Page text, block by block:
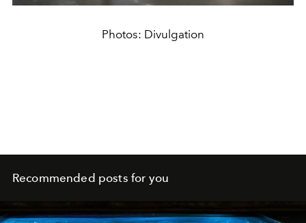
Photos: Divulgation
Recommended posts for you